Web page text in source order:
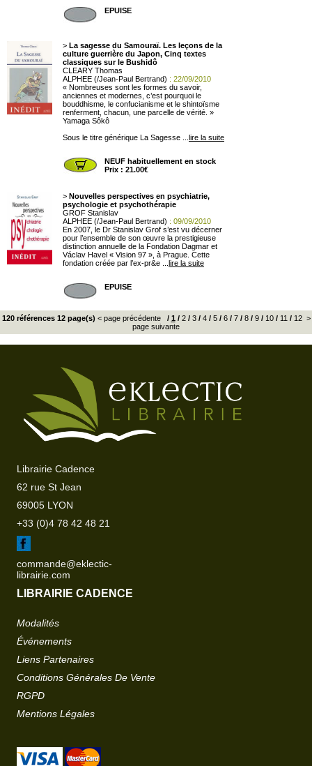
EPUISE
> La sagesse du Samouraï. Les leçons de la
culture guerrière du Japon, Cinq textes
classiques sur le Bushidô
CLEARY Thomas
ALPHEE (/Jean-Paul Bertrand) : 22/09/2010
« Nombreuses sont les formes du savoir,
anciennes et modernes, c’est pourquoi le
bouddhisme, le confucianisme et le shintoïsme
renferment, chacun, une parcelle de vérité. »
Yamaga Sôkô
Sous le titre générique La Sagesse ... lire la suite
NEUF habituellement en stock
Prix : 21.00€
> Nouvelles perspectives en psychiatrie,
psychologie et psychothérapie
GROF Stanislav
ALPHEE (/Jean-Paul Bertrand) : 09/09/2010
En 2007, le Dr Stanislav Grof s’est vu décerner
pour l’ensemble de son œuvre la prestigieuse
distinction annuelle de la Fondation Dagmar et
Václav Havel « Vision 97 », à Prague. Cette
fondation créée par l’ex-pr&e ... lire la suite
EPUISE
120 références 12 page(s) < page précédente/ 1 /2/3/4/5/6/7/8/9/10/11 /12 >
page suivante
Librairie Cadence
62 rue St Jean
69005 LYON
+33 (0)4 78 42 48 21
commande@eklectic-
librairie.com
LIBRAIRIE CADENCE
Modalités
Événements
Liens Partenaires
Conditions Générales De Vente
RGPD
Mentions Légales